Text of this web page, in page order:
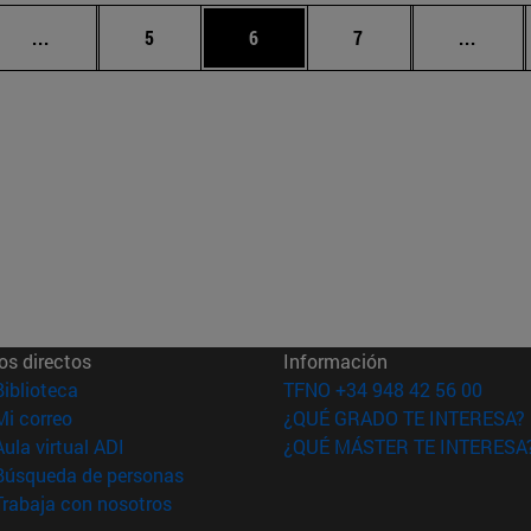
... Páginas intermedias Use TAB para desplazarse.
Página
5 Página
6 Página
7 ...
directos
(abre en nueva ventana)
correo(abre en nueva ventana)
virtual ADI (abre en nueva ventana)
de personas(abre en nueva ventana)
con nosotros(abre en nueva ventana)
Información
TFNO +34 948 42 56 00
¿QUÉ GRADO TE INTERESA?
¿QUÉ MÁSTER TE